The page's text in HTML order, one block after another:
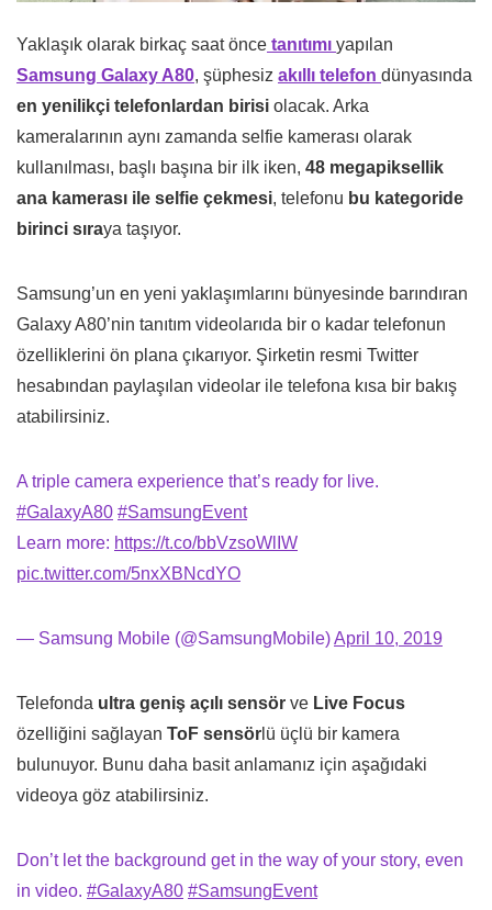
Yaklaşık olarak birkaç saat önce tanıtımı yapılan
Samsung Galaxy A80, şüphesiz akıllı telefon dünyasında
en yenilikçi telefonlardan birisi olacak. Arka
kameralarının aynı zamanda selfie kamerası olarak
kullanılması, başlı başına bir ilk iken, 48 megapiksellik
ana kamerası ile selfie çekmesi, telefonu bu kategoride
birinci sıraya taşıyor.
Samsung’un en yeni yaklaşımlarını bünyesinde barındıran
Galaxy A80’nin tanıtım videolarıda bir o kadar telefonun
özelliklerini ön plana çıkarıyor. Şirketin resmi Twitter
hesabından paylaşılan videolar ile telefona kısa bir bakış
atabilirsiniz.
A triple camera experience that’s ready for live.
#GalaxyA80 #SamsungEvent
Learn more: https://t.co/bbVzsoWlIW
pic.twitter.com/5nxXBNcdYO
— Samsung Mobile (@SamsungMobile)April 10, 2019
Telefonda ultra geniş açılı sensör ve Live Focus
özelliğini sağlayan ToF sensör lü üçlü bir kamera
bulunuyor. Bunu daha basit anlamanız için aşağıdaki
videoya göz atabilirsiniz.
Don’t let the background get in the way of your story, even
in video. #GalaxyA80 #SamsungEvent